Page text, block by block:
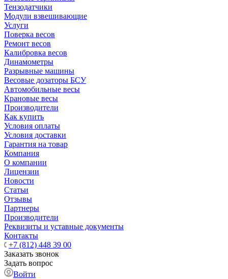
Тензодатчики
Модули взвешивающие
Услуги
Поверка весов
Ремонт весов
Калибровка весов
Динамометры
Разрывные машины
Весовые дозаторы БСУ
Автомобильные весы
Крановые весы
Производители
Как купить
Условия оплаты
Условия доставки
Гарантия на товар
Компания
О компании
Лицензии
Новости
Статьи
Отзывы
Партнеры
Производители
Реквизиты и уставные документы
Контакты
+7 (812) 448 39 00
Заказать звонок
Задать вопрос
Войти